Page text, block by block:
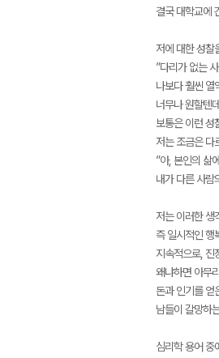
결국 대학교에
저에 대한 성찰
”다리가 없는
나보다 훨씬 열
너무나 원할텐
보통은 이런 성
저는 조금은 다
”아, 본인의 삶
내가 다른 사람
저는 이러한 생
즉 일시적인 행
지속적으로, 진
왜냐하면 아무
돈과 인기를 얻
남들이 갈망하
심리학 용어 중